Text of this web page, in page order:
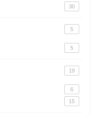
30
5
5
19
6
15